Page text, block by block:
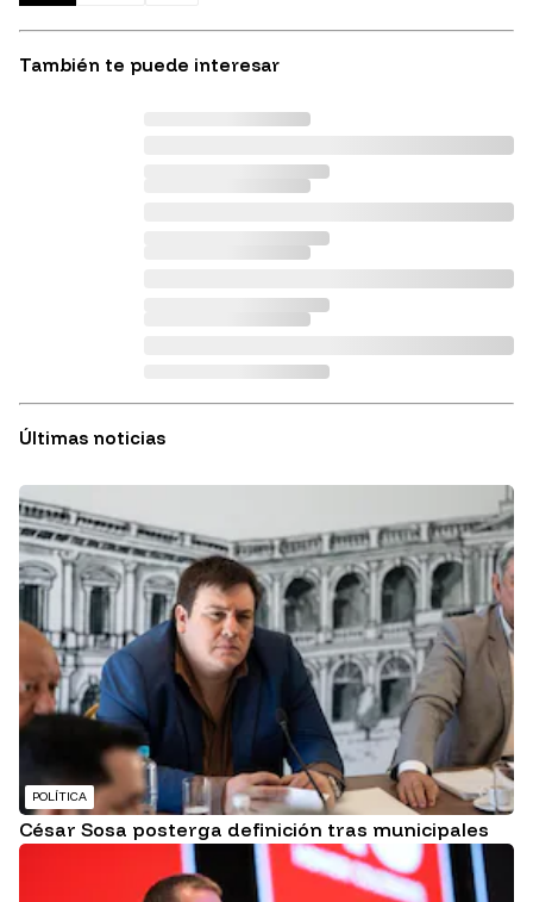
También te puede interesar
Últimas noticias
POLÍTICA
César Sosa posterga definición tras municipales